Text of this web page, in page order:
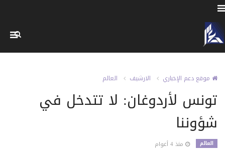
موقع دعم الإخباري الارشيف العالم
تونس لأردوغان: لا تتدخل في
شؤوننا
العالم منذ 4 أعوام